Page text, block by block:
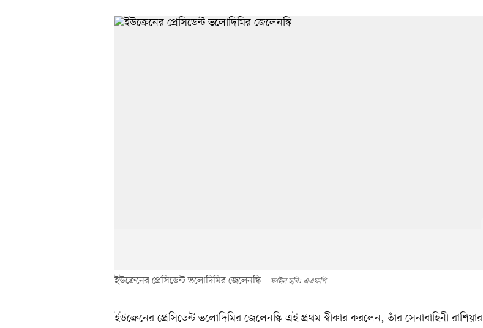
ইউক্রেনের প্রেসিডেন্ট ভলোদিমির জেলেনস্কি ফাইল ছবি: এএফপি
ইউক্রেনের প্রেসিডেন্ট ভলোদিমির জেলেনস্কি এই প্রথম স্বীকার করলেন, তাঁর সেনাবাহিনী রাশিয়ার